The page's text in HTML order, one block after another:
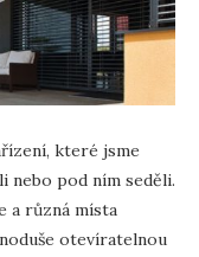
které jsme
nebo pod ním seděli.
a různá místa
otevíratelnou